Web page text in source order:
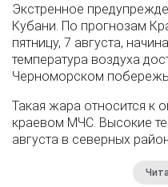
Экстренное
Кубани. По прогнозам
пятницу, 7 августа,
температура воздуха
Черноморском
Такая жара относится к
краевом МЧС. Высокие
августа в северных